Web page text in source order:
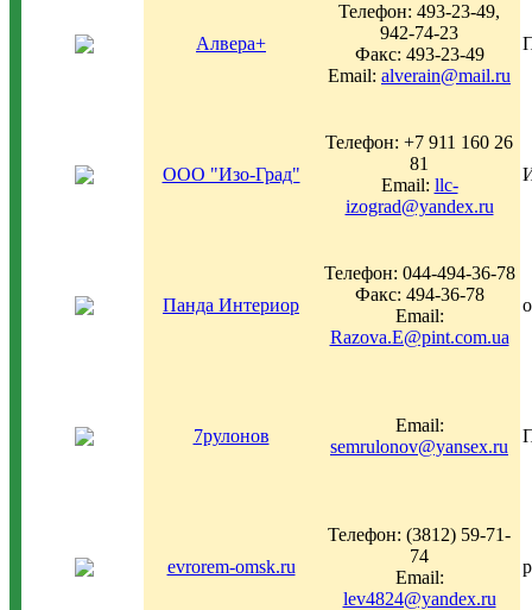
Алвера+
Телефон: 493-23-49,
942-74-23
Факс: 493-23-49
Email: alverain@mail.ru
ООО "Изо-Град"
Телефон: +7 911 160 26
81
Email: llc-
izograd@yandex.ru
Панда Интериор
Телефон: 044-494-36-78
Факс: 494-36-78
Email:
Razova.E@pint.com.ua
7рулонов
Email:
semrulonov@yansex.ru
evrorem-omsk.ru
Телефон: (3812) 59-71-
74
Email:
lev4824@yandex.ru